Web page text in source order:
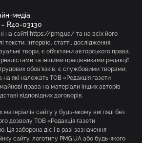
медіа;
– R40-03130
на сайті https://pmg.ua/ та на всіх його
тексти, інтерв’ю, статті, дослідження,
твори, є об’єктами авторського права.
та іншими працівниками редакції
обов’язків, є службовими творами,
які належать ТОВ «Редакція газети
права на матеріали інших авторів
відповідних договорів.
матеріалів сайту у будь-якому вигляді без
дозволу ТОВ «Редакція газети
Ця заборона діє і в разі зазначення
сайту, логотипу PMG.UA або будь-якого